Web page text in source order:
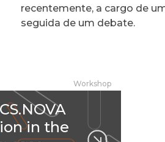
recentemente, a cargo de
seguida de um debate.
Workshop
in the